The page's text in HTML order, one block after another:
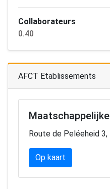
Collaborateurs
0.40
AFCT Etablissements
Route de Peléeheid
Op kaart